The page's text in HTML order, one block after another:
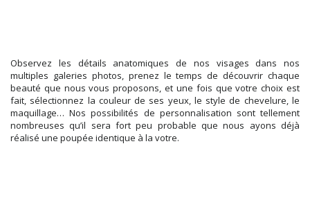
Observez les détails anatomiques de nos visages dans nos
multiples galeries photos, prenez le temps de découvrir chaque
beauté que nous vous proposons, et une fois que votre choix est
fait, sélectionnez la couleur de ses yeux, le style de chevelure, le
maquillage… Nos possibilités de personnalisation sont tellement
nombreuses qu’il sera fort peu probable que nous ayons déjà
réalisé une poupée identique à la votre.